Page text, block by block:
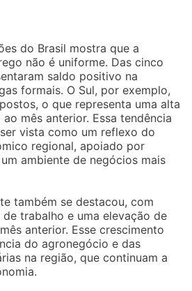
do Brasil mostra que a
não é uniforme. Das cinco
saldo positivo na
formais. O Sul, por exemplo,
o que representa uma alta
mês anterior. Essa tendência
vista como um reflexo do
regional, apoiado por
ambiente de negócios mais
também se destacou, com
trabalho e uma elevação de
anterior. Esse crescimento
do agronegócio e das
na região, que continuam a